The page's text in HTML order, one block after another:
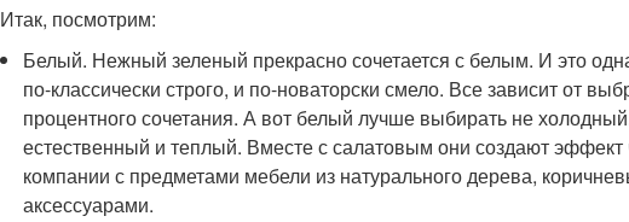
Итак, посмотрим:
Белый. Нежный зеленый прекрасно сочетается с белым. И это
по-классически строго, и по-новаторски смело. Все зависит от
процентного сочетания. А вот белый лучше выбирать не
естественный и теплый. Вместе с салатовым они создают эффект
компании с предметами мебели из натурального дерева,
аксессуарами.